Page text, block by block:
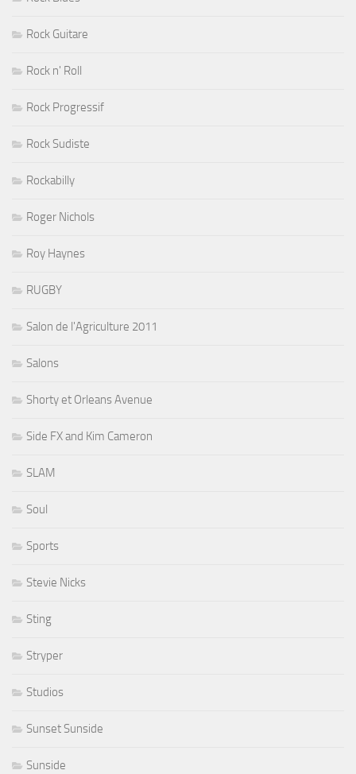
Rock Guitare
Rock n' Roll
Rock Progressif
Rock Sudiste
Rockabilly
Roger Nichols
Roy Haynes
RUGBY
Salon de l'Agriculture 2011
Salons
Shorty et Orleans Avenue
Side FX and Kim Cameron
SLAM
Soul
Sports
Stevie Nicks
Sting
Stryper
Studios
Sunset Sunside
Sunside